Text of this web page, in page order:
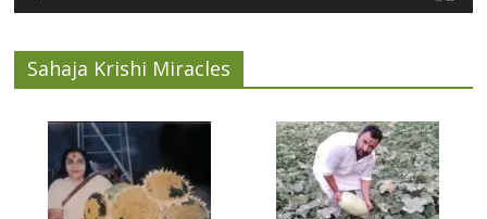
Sahaja Krishi Miracles